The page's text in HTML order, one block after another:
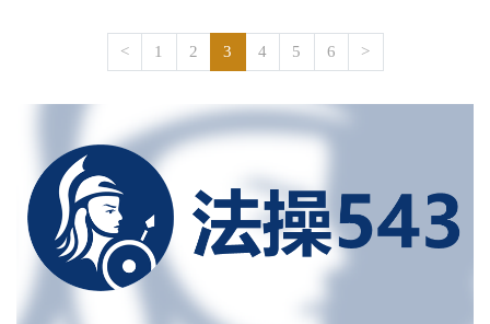
< 1 2 3 4 5 6 >